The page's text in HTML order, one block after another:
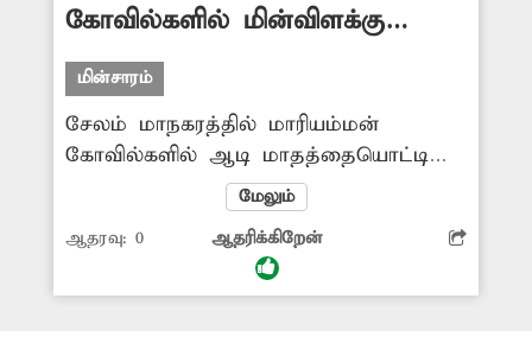
கோவில்களில் மின்விளக்கு
எரியவில்லை
மின்சாரம்
சேலம் மாநகரத்தில் மாரியம்மன்
கோவில்களில் ஆடி மாதத்தையொட்டி
அதிகாலையில் திருமணமாகாத
பெண்கள் அம்மனுக்கு தண்ணீர் ஊற்றி
வணங்குவது வழக்கம். ஆனால்
மாநகரில் உள்ள கோவில்களில்
மேலும்
ஆதரவு: 0 ஆதரிக்கிறேன்